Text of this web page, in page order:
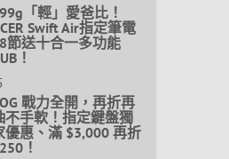
「輕」愛爸比！
Swift Air指定筆電
節送十合一多功能
！
戰力全開，再折再
不手軟！指定鍵盤獨
優惠、滿 $3,000 再折
！